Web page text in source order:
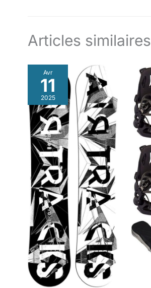
Articles similaires
Avr
11
2025